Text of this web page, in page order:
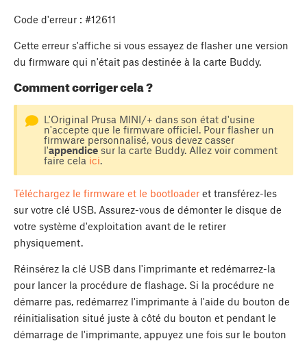
Code d'erreur : #12611
Cette erreur s'affiche si vous essayez de flasher une version
du firmware qui n'était pas destinée à la carte Buddy.
Comment corriger cela ?
L'Original Prusa MINI/+ dans son état d'usine
n'accepte que le firmware officiel. Pour flasher un
firmware personnalisé, vous devez casser
l'appendicesur la carte Buddy. Allez voir comment
faire cela ici.
Téléchargez le firmware et le bootloader et transférez-les
sur votre clé USB. Assurez-vous de démonter le disque de
votre système d'exploitation avant de le retirer
physiquement.
Réinsérez la clé USB dans l'imprimante et redémarrez-la
pour lancer la procédure de flashage. Si la procédure ne
démarre pas, redémarrez l'imprimante à l'aide du bouton de
réinitialisation situé juste à côté du bouton et pendant le
démarrage de l'imprimante, appuyez une fois sur le bouton